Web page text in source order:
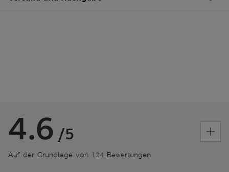
4.6 /5
Auf der Grundlage von 124 Bewertungen